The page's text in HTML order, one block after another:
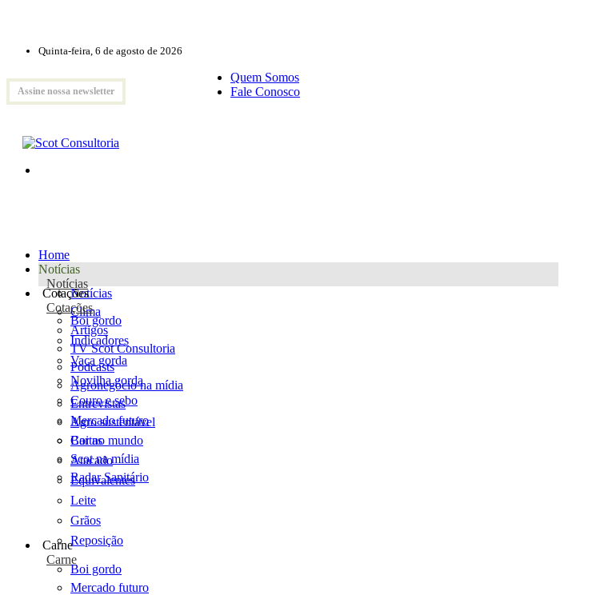
Quinta-feira, 6 de agosto de 2026
Assine nossa newsletter
Quem Somos
Fale Conosco
Home
Notícias
Notícias
Notícias
Clima
Artigos
TV Scot Consultoria
Podcasts
Agronegócio na mídia
Entrevistas
Agro sustentável
Cartas
Scot na mídia
Radar Sanitário
Cotações
Cotações
Boi gordo
Indicadores
Vaca gorda
Novilha gorda
Couro e sebo
Mercado futuro
Boi no mundo
Atacado
Equivalentes
Leite
Grãos
Reposição
Carne
Carne
Boi gordo
Mercado futuro